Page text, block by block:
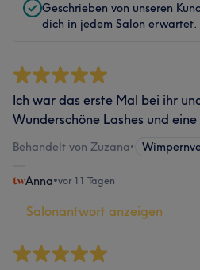
Geschrieben von unseren
dich in jedem Salon erwartet.
Ich war das erste Mal bei ihr
Wunderschöne Lashes und
Behandelt von Zuzana•
Anna•vor 11 Tagen
Salonantwort anzeigen